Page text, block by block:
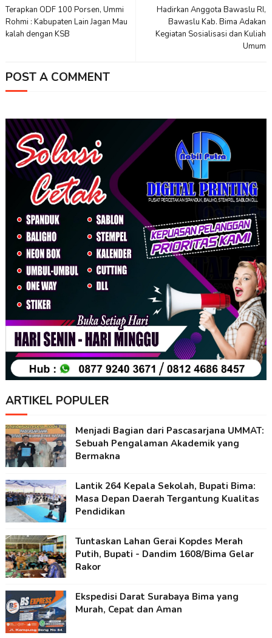
Hadirkan Anggota Bawaslu RI,
Bawaslu Kab. Bima Adakan
Kegiatan Sosialisasi dan Kuliah
Umum
Terapkan ODF 100 Porsen, Ummi
Rohmi : Kabupaten Lain Jagan Mau
kalah dengan KSB
POST A COMMENT
ARTIKEL POPULER
Menjadi Bagian dari Pascasarjana UMMAT:
Sebuah Pengalaman Akademik yang
Bermakna
Lantik 264 Kepala Sekolah, Bupati Bima:
Masa Depan Daerah Tergantung Kualitas
Pendidikan
Tuntaskan Lahan Gerai Kopdes Merah
Putih, Bupati - Dandim 1608/Bima Gelar
Rakor
Ekspedisi Darat Surabaya Bima yang
Murah, Cepat dan Aman